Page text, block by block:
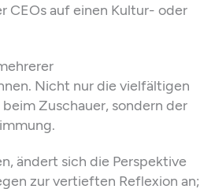
CEOs auf einen Kultur- oder
Nicht nur die vielfältigen
Zuschauer, sondern der
ändert sich die Perspektive
zur vertieften Reflexion an;